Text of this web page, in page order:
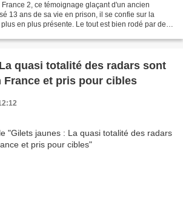
2, ce témoignage glaçant d'un ancien
13 ans de sa vie en prison, il se confie sur la
en plus présente. Le tout est bien rodé par des
quasi totalité des radars sont
France et pris pour cibles